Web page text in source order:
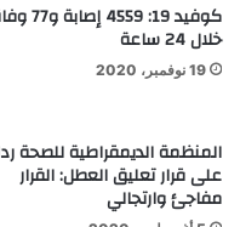
كوفيد 19: 4559
خلال 24 ساعة
19 نوفمبر، 2020
المنظمة الديمقراطية للصحة
على قرار تعليق العطل: القرار
مفاجئ وارتجالي